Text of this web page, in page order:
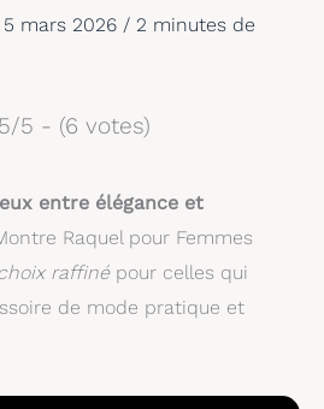
5 mars 2026 / 2 minutes de
5/5 - (6 votes)
entre élégance et
Raquel pour Femmes
raffinépour celles qui
de mode pratique et